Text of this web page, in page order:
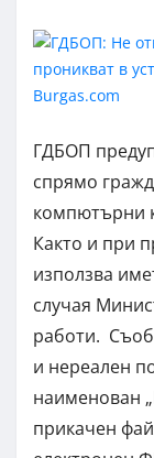
ГДБОП
спрямо
компютърни
Както и при
използва
случая
работи.
и нереален
наименован
прикачен